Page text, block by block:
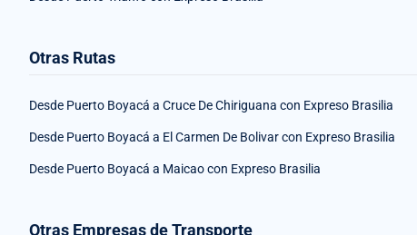
Otras Rutas
Desde Puerto Boyacá a Cruce De Chiriguana con Expreso Brasilia
Desde Puerto Boyacá a El Carmen De Bolivar con Expreso Brasilia
Desde Puerto Boyacá a Maicao con Expreso Brasilia
Otras Empresas de Transporte